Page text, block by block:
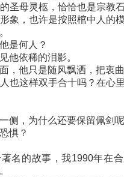
圣母灵柩，恰恰也是宗教
象，也许是按照棺中人的
何人？
依稀的泪影。
他只是随风飘洒，把衷曲
这样双手合十吗？在心
，为什么还要保留佩剑呢
惧？
的故事，我1990年在合